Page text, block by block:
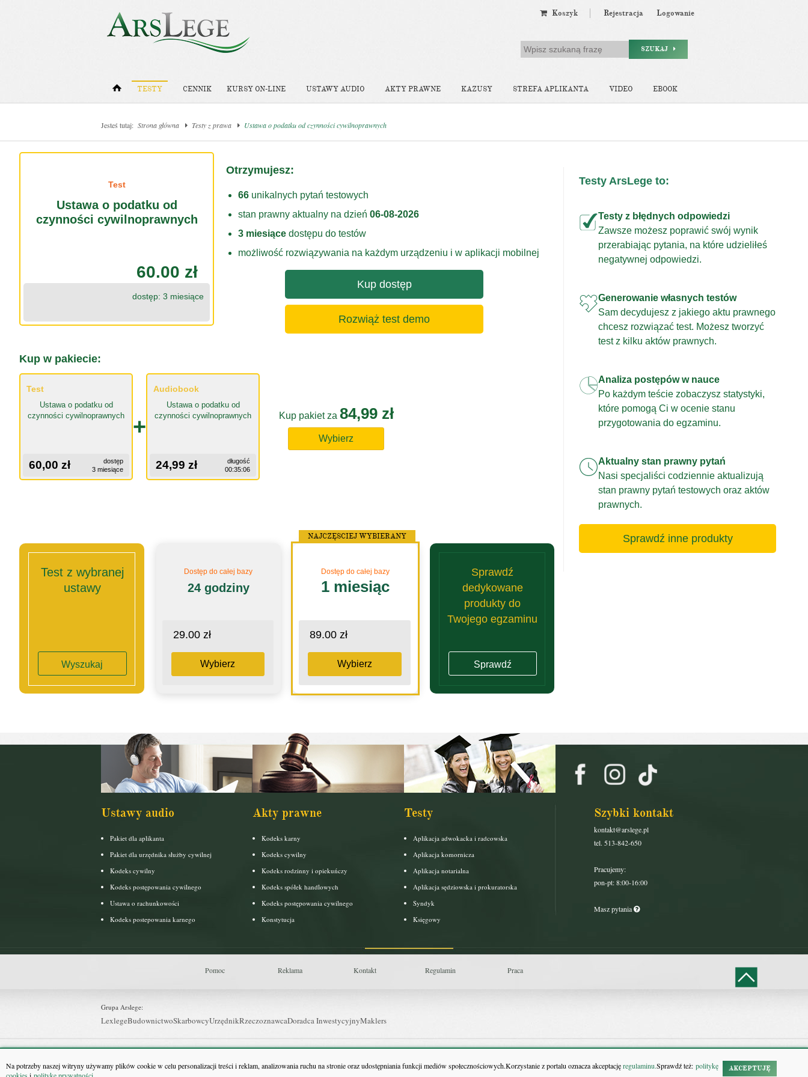
Na potrzeby naszej witryny używamy plików cookie w celu personalizacji treści i reklam, analizowania ruchu na stronie oraz udostępniania funkcji mediów społecznościowych.Korzystanie z portalu oznacza akceptacjęregulaminu.Sprawdź też: politykę
AKCEPTUJĘ
Koszyk Rejestracja Logowanie
SZUKAJ
TESTY CENNIK KURSY ON-LINE USTAWY AUDIO AKTY PRAWNE KAZUSY STREFA APLIKANTA VIDEO EBOOK
Jesteś tutaj: Strona główna Testy z prawa Ustawa o podatku od czynności cywilnoprawnych
Test
Ustawa o podatku od
czynności cywilnoprawnych
60.00 zł
dostęp: 3 miesiące
Otrzymujesz:
66 unikalnych pytań testowych
stan prawny aktualny na dzień 06-08-2026
3 miesiące dostępu do testów
możliwość rozwiązywania na każdym urządzeniu i w aplikacji mobilnej
Kup dostęp
Rozwiąż test demo
Kup w pakiecie:
Test
Ustawa o podatku od
czynności cywilnoprawnych
60,00 zł
dostęp
3 miesiące
+
Audiobook
Ustawa o podatku od
czynności cywilnoprawnych
24,99 zł
długość
00:35:06
Kup pakiet za 84,99 zł
Wybierz
Test z wybranej
ustawy
Wyszukaj
Dostęp do całej bazy
24 godziny
29.00 zł
Wybierz
Dostęp do całej bazy
1 miesiąc
89.00 zł
Wybierz
NAJCZĘSCIEJ WYBIERANY
Sprawdź
dedykowane
produkty do
Twojego egzaminu
Sprawdź
Testy ArsLege to:
Testy z błędnych odpowiedzi
Zawsze możesz poprawić swój wynik
przerabiając pytania, na które udzieliłeś
negatywnej odpowiedzi.
Generowanie własnych testów
Sam decydujesz z jakiego aktu prawnego
chcesz rozwiązać test. Możesz tworzyć
test z kilku aktów prawnych.
Analiza postępów w nauce
Po każdym teście zobaczysz statystyki,
które pomogą Ci w ocenie stanu
przygotowania do egzaminu.
Aktualny stan prawny pytań
Nasi specjaliści codziennie aktualizują
stan prawny pytań testowych oraz aktów
prawnych.
Sprawdź inne produkty
Ustawy audio
Pakiet dla aplikanta
Pakiet dla urzędnika służby cywilnej
Kodeks cywilny
Kodeks postępowania cywilnego
Ustawa o rachunkowości
Kodeks postepowania karnego
Akty prawne
Kodeks karny
Kodeks cywilny
Kodeks rodzinny i opiekuńczy
Kodeks spółek handlowych
Kodeks postępowania cywilnego
Konstytucja
Testy
Aplikacja adwokacka i radcowska
Aplikacja komornicza
Aplikacja notarialna
Aplikacja sędziowska i prokuratorska
Syndyk
Księgowy
Szybki kontakt
kontakt@arslege.pl
tel. 513-842-650
Pracujemy:
pon-pt: 8:00-16:00
Masz pytania
Pomoc Reklama Kontakt Regulamin Praca
Grupa Arslege:
LexlegeBudownictwoSkarbowcyUrzędnikRzeczoznawcaDoradca InwestycyjnyMaklers
Grupa Bonnier:
Puls BiznesuBankierPuls MedycynyMonitor FirmPuls FarmacjiPit.pl